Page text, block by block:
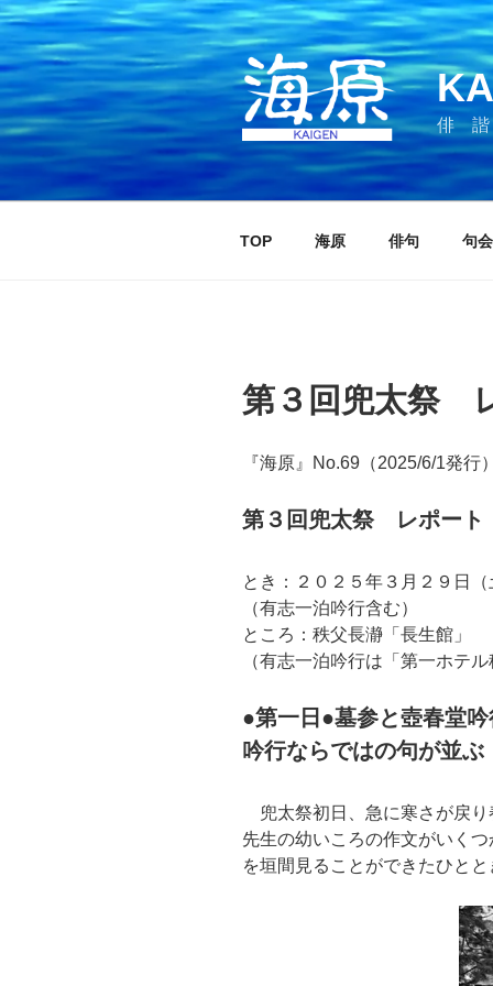
コ
ン
テ
ン
ツ
ス
キ
俳
TOP 海原 俳句 句会
第３回兜太祭
『海原』No.69（2025/6/1発行
第３回兜太祭 レポート
とき：２０２５年３月２９日
（有志一泊吟行含む）
ところ：秩父長瀞「長生館」
（有志一泊吟行は「第一ホテ
●第一日●墓参と壺春堂吟
吟行ならではの句が並
兜太祭初日、急に寒さが戻り
先生の幼いころの作文がいく
を垣間見ることができたひと